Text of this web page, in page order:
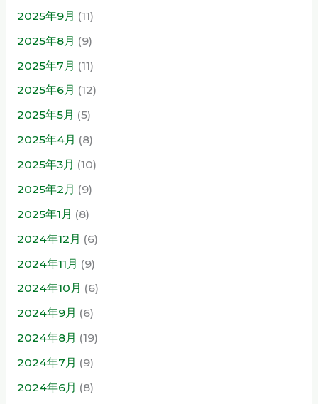
2025年9月 (11)
2025年8月 (9)
2025年7月 (11)
2025年6月 (12)
2025年5月 (5)
2025年4月 (8)
2025年3月 (10)
2025年2月 (9)
2025年1月 (8)
2024年12月 (6)
2024年11月 (9)
2024年10月 (6)
2024年9月 (6)
2024年8月 (19)
2024年7月 (9)
2024年6月 (8)